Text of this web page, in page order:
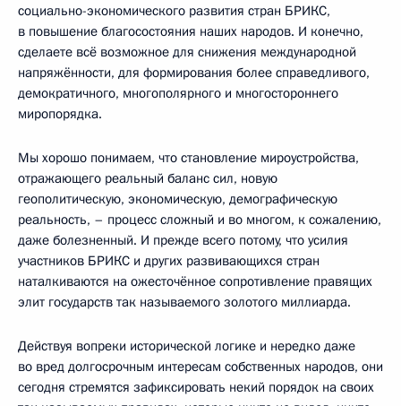
социально-экономического развития стран БРИКС,
в повышение благосостояния наших народов. И конечно,
сделаете всё возможное для снижения международной
напряжённости, для формирования более справедливого,
демократичного, многополярного и многостороннего
миропорядка.
Мы хорошо понимаем, что становление мироустройства,
отражающего реальный баланс сил, новую
геополитическую, экономическую, демографическую
реальность, – процесс сложный и во многом, к сожалению,
даже болезненный. И прежде всего потому, что усилия
участников БРИКС и других развивающихся стран
наталкиваются на ожесточённое сопротивление правящих
элит государств так называемого золотого миллиарда.
Действуя вопреки исторической логике и нередко даже
во вред долгосрочным интересам собственных народов, они
сегодня стремятся зафиксировать некий порядок на своих